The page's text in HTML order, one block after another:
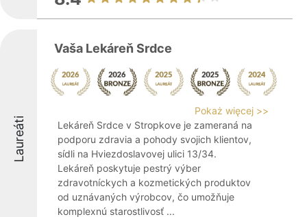
Laureáti
Vaša Lekáreň Srdce
Pokaż więcej >>
Lekáreň Srdce v Stropkove je zameraná na
podporu zdravia a pohody svojich klientov,
sídli na Hviezdoslavovej ulici 13/34.
Lekáreň poskytuje pestrý výber
zdravotníckych a kozmetických produktov
od uznávaných výrobcov, čo umožňuje
komplexnú starostlivosť ...